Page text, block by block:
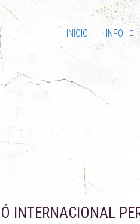
INICIO INFO
INTERNACIONAL